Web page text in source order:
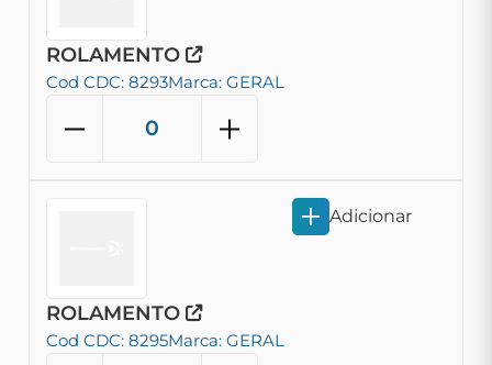
ROLAMENTO
Cod CDC: 8293Marca: GERAL
ROLAMENTO
Cod CDC: 8295Marca: GERAL
Adicionar